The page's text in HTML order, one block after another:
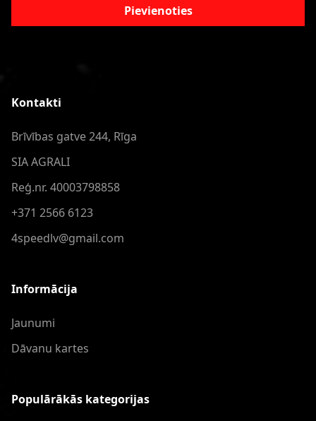
Pievienoties
Kontakti
Brīvības gatve 244, Rīga
SIA AGRALI
Reģ.nr. 40003798858
+371 2566 6123
4speedlv@gmail.com
Informācija
Jaunumi
Dāvanu kartes
Populārākās kategorijas